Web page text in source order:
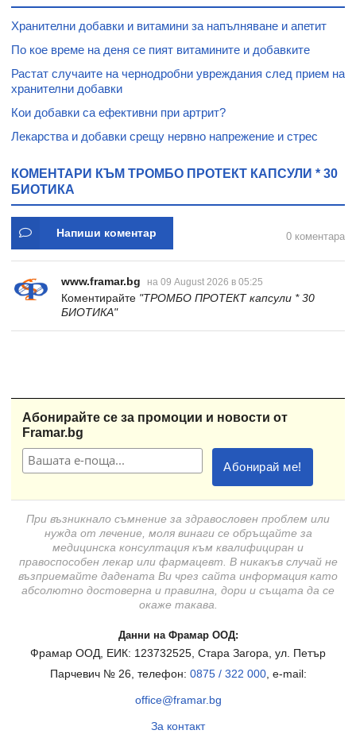
Хранителни добавки и витамини за напълняване и апетит
По кое време на деня се пият витамините и добавките
Растат случаите на чернодробни увреждания след прием на
хранителни добавки
Кои добавки са ефективни при артрит?
Лекарства и добавки срещу нервно напрежение и стрес
КОМЕНТАРИ КЪМ ТРОМБО ПРОТЕКТ КАПСУЛИ * 30
БИОТИКА
Напиши коментар 0 коментара
www.framar.bg на 09 August 2026 в 05:25
Коментирайте "ТРОМБО ПРОТЕКТ капсули * 30
БИОТИКА"
Абонирайте се за промоции и новости от
Framar.bg
При възникнало съмнение за здравословен проблем или
нужда от лечение, моля винаги се обръщайте за
медицинска консултация към квалифициран и
правоспособен лекар или фармацевт. В никакъв случай не
възприемайте дадената Ви чрез сайта информация като
абсолютно достоверна и правилна, дори и същата да се
окаже такава.
Данни на Фрамар ООД:
Фрамар ООД, ЕИК: 123732525, Стара Загора, ул. Петър
Парчевич № 26, телефон: 0875 / 322 000, e-mail:
office@framar.bg
За контакт